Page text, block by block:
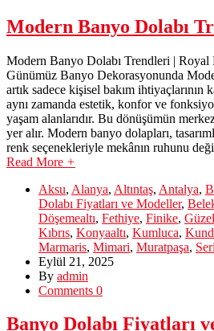
Modern Banyo Dolabı
Modern Banyo Dolabı Trendleri |
Günümüz Banyo Dekorasyonunda
artık sadece kişisel bakım ihtiyaçlarının
aynı zamanda estetik, konfor ve
yaşam alanlarıdır. Bu dönüşümün
yer alır. Modern banyo dolapları,
renk seçenekleriyle mekânın ruhunu
Read More +
Aksu, Alanya, Altıntaş, Antalya,
Dolabı Fiyatları ve Modeller,
Döşemealtı, Fethiye, Finike,
Kıbrıs, Konyaaltı, Kumluca,
Marmaris, Mimari, Muratpaşa,
Eylül 21, 2025
By admin
Comments 0
Banyo Dolabı Fiyatları